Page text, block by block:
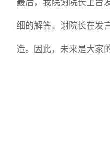
最后，我院谢院长上台
细的解答。谢院长在发
造。因此，未来是大家